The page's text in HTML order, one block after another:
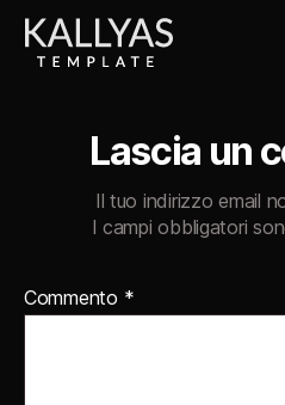
Lascia un
Il tuo indirizzo email
I campi obbligatori
Commento *